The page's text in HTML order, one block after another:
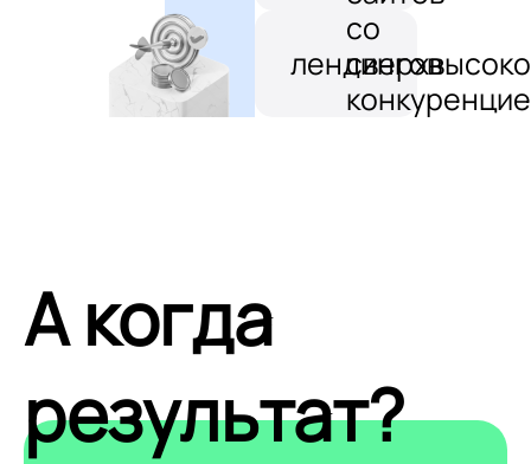
лендингов
со
А когда
результат?